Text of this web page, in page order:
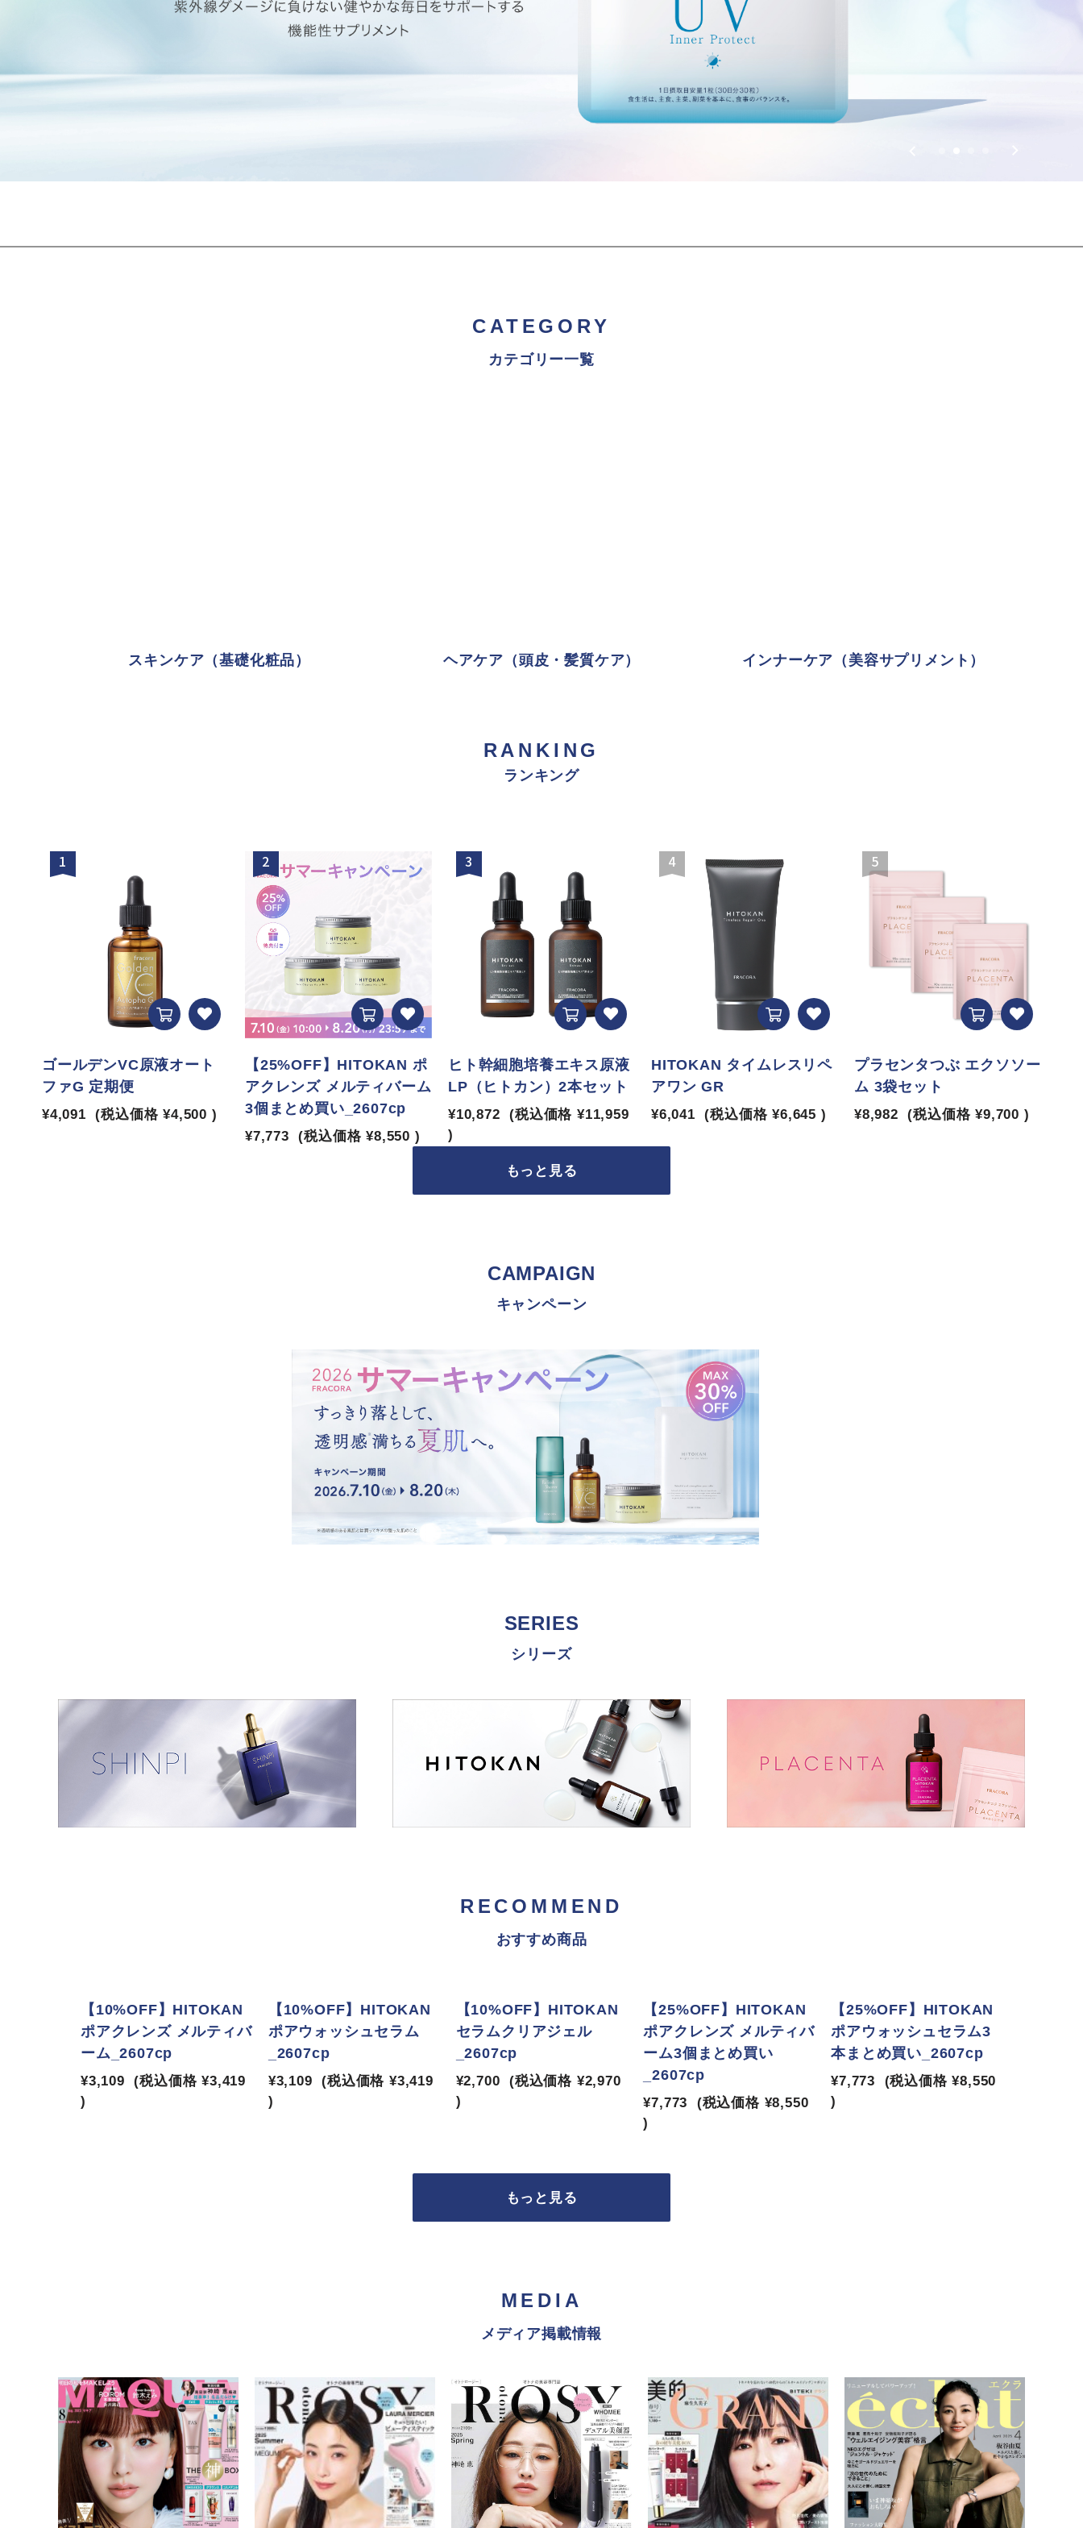
CATEGORY
カテゴリー一覧
スキンケア（基礎化粧品） ヘアケア（頭皮・髪質ケア） インナーケア（美容サプリメント）
RANKING
ランキング
1
ゴールデンVC原液オート
ファG 定期便
¥4,091 (税込価格 ¥4,500 )
2
【25%OFF】HITOKAN ポ
アクレンズ メルティバーム
3個まとめ買い_2607cp
¥7,773 (税込価格 ¥8,550 )
3
ヒト幹細胞培養エキス原液
LP（ヒトカン）2本セット
¥10,872 (税込価格 ¥11,959
)
4
HITOKAN タイムレスリペ
アワン GR
¥6,041 (税込価格 ¥6,645 )
5
プラセンタつぶ エクソソー
ム 3袋セット
¥8,982 (税込価格 ¥9,700 )
もっと見る
CAMPAIGN
キャンペーン
SERIES
シリーズ
RECOMMEND
おすすめ商品
【10%OFF】HITOKAN
ポアクレンズ メルティバ
ーム_2607cp
¥3,109 (税込価格 ¥3,419
)
【10%OFF】HITOKAN
ポアウォッシュセラム
_2607cp
¥3,109 (税込価格 ¥3,419
)
【10%OFF】HITOKAN
セラムクリアジェル
_2607cp
¥2,700 (税込価格 ¥2,970
)
【25%OFF】HITOKAN
ポアクレンズ メルティバ
ーム3個まとめ買い
_2607cp
¥7,773 (税込価格 ¥8,550
)
【25%OFF】HITOKAN
ポアウォッシュセラム3
本まとめ買い_2607cp
¥7,773 (税込価格 ¥8,550
)
もっと見る
MEDIA
メディア掲載情報